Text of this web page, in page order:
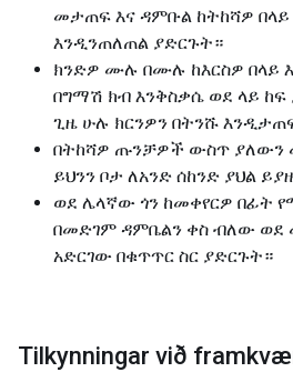
መታጠፍ እና ዳምቡል ከትከሻዎ
እንዲንጠለጠል ያድርጉት።
ክንድዎ ሙሉ በሙሉ ከእርስዎ በላይ
በግማሽ ክብ እንቅስቃሴ ወደ ላይ
ጊዜ ሁሉ ክርንዎን በትንሹ
በትከሻዎ ጡንቻዎች ውስጥ ያለውን
ይህንን ቦታ ለአንድ ሰከንድ ያህል
ወደ ሌላኛው ጎን ከመቀየርዎ በፊት
በመድገም ዳምቤልን ቀስ ብለው
አድርገው በቁጥጥር ስር ያድርጉት።
Tilkynningar við